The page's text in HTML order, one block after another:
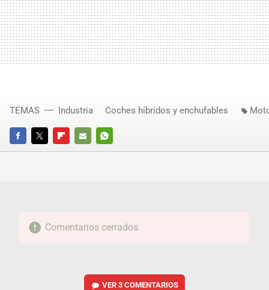
FACEBOOKTWITTERFLIPBOARD
E-
WHATSAPP
TEMAS Industria Coches híbridos y enchufables
Comentarios cerrados
VER3 COMENTARIOS